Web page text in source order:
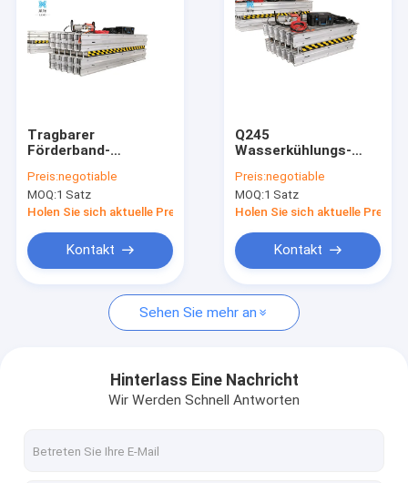
Über uns
Nachrichten
Fordern Sie ein Zitat
Förderband-Vulkanisator
Förderband-Vulkanisierungsausrüstung
Förderband-Vulkanisierungspresse
Tragbarer
Förderband-
Ausrüstungs-
schneller
abkühlender Gurt, der
Preis:negotiable
MOQ:1 Satz
Holen Sie sich aktuelle Preis
Kontakt
Q245
Wasserkühlungs-
Preis:negotiable
MOQ:1 Satz
Holen Sie sich aktuelle Preis
Kontakt
Sehen Sie mehr an
Hinterlass Eine Nachricht
Wir Werden Schnell Antworten